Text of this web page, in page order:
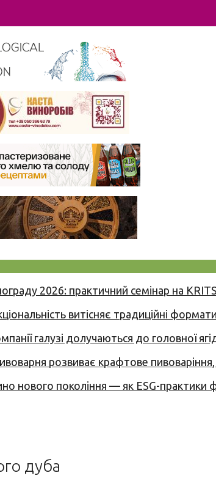
2026: практичний семінар на
витісняє традиційні формати
галузі долучаються до головної
розвиває крафтове
нового покоління — як ESG-
дуба